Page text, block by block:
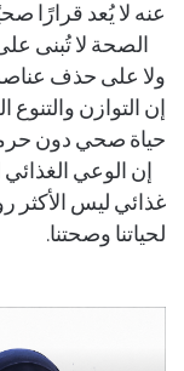
عنه لا يُعد قرارًا
الصحة لا تُبنى
ولا على حذف
إن التوازن
حياة صحي دون
إن الوعي
غذائي ليس الأكثر
لحياتنا وصحتنا.